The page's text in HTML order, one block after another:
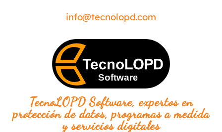
info@tecnolopd.com
TecnoLOPD Software, expertos en
protección de datos, programas a medida
y servicios digitales